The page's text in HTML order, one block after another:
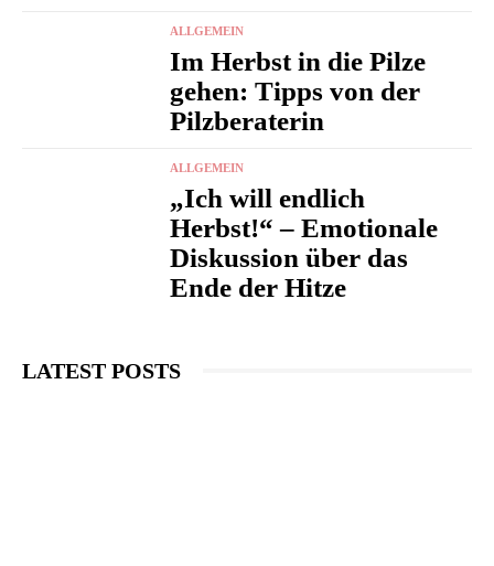
ALLGEMEIN
Im Herbst in die Pilze
gehen: Tipps von der
Pilzberaterin
ALLGEMEIN
„Ich will endlich
Herbst!“ – Emotionale
Diskussion über das
Ende der Hitze
LATEST POSTS